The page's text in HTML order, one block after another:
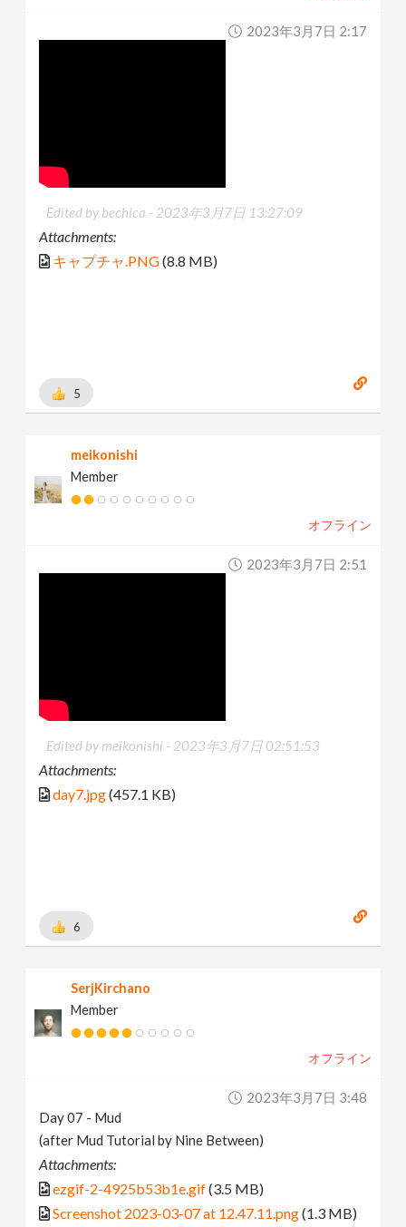
2023年3月7日 2:17
Edited by bechica - 2023年3月7日 13:27:09
Attachments:
キャプチャ.PNG(8.8 MB)
5
meikonishi
Member
オフライン
2023年3月7日 2:51
Edited by meikonishi - 2023年3月7日 02:51:53
Attachments:
day7.jpg(457.1 KB)
6
SerjKirchano
Member
オフライン
2023年3月7日 3:48
Day 07 - Mud
(after Mud Tutorial by Nine Between)
Attachments:
ezgif-2-4925b53b1e.gif(3.5 MB)
Screenshot 2023-03-07 at 12.47.11.png(1.3 MB)